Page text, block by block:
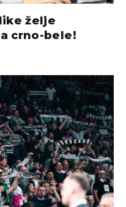
želje
crno-bele!